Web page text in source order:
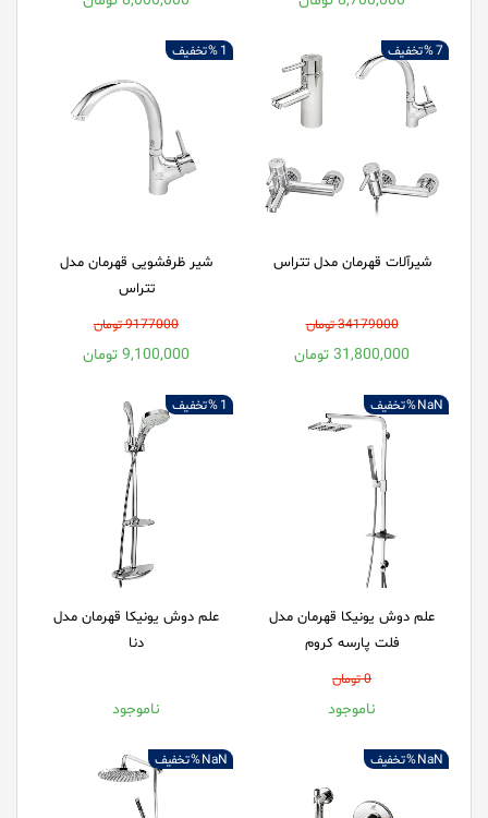
1 % تخفیف
شیر ظرفشویی قهرمان مدل
تتراس
9177000 تومان
9,100,000 تومان
7 % تخفیف
شیرآلات قهرمان مدل تتراس
34179000 تومان
31,800,000 تومان
1 % تخفیف
علم دوش یونیکا قهرمان مدل
دنا
ناموجود
NaN % تخفیف
علم دوش یونیکا قهرمان مدل
فلت پارسه کروم
0 تومان
ناموجود
NaN % تخفیف NaN % تخفیف